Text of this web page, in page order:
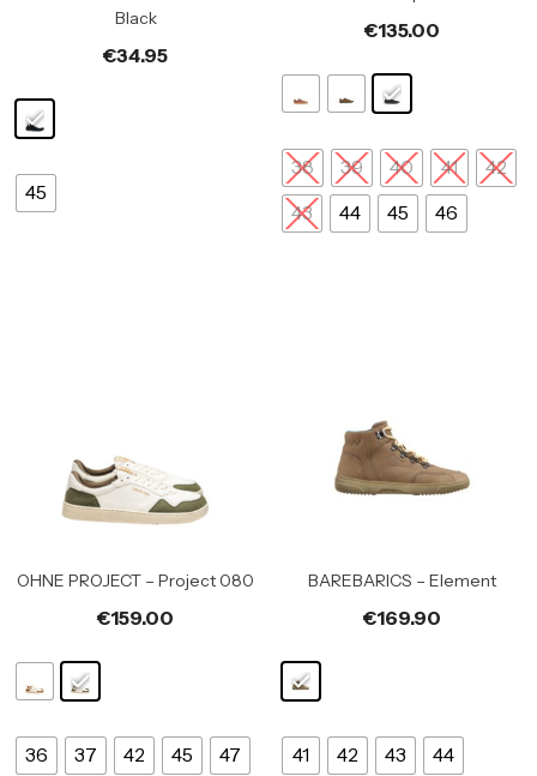
Black
€34.95
45
€135.00
38 39 40 41
42
43
44 45 46
OHNE PROJECT – Project 080
€159.00
36 37 42 45 47
BAREBARICS – Element
€169.90
41 42 43 44